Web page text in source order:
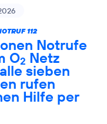
112
Notrufe
O2 Netz
sieben
rufen
Hilfe per